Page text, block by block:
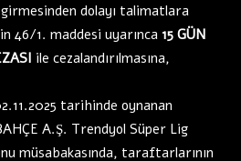
dolayı talimatlara
46/1. maddesi uyarınca 15 GÜN
ile cezalandırılmasına,
tarihinde oynanan
A.Ş. Trendyol Süper Lig
müsabakasında, taraftarlarının